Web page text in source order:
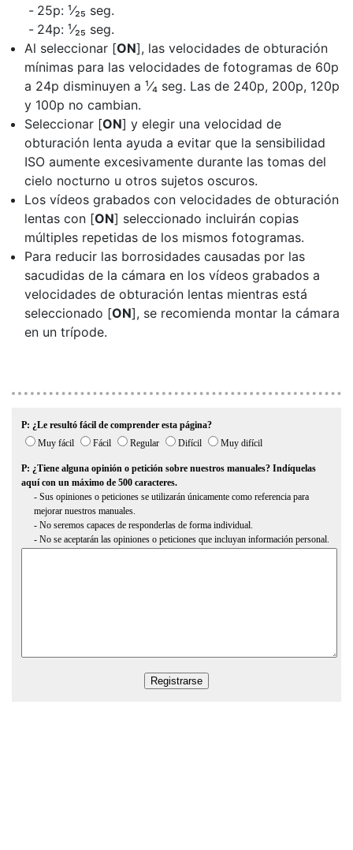
25p: ¹⁄₂₅ seg.
24p: ¹⁄₂₅ seg.
Al seleccionar [ON], las velocidades de obturación
mínimas para las velocidades de fotogramas de 60p
a 24p disminuyen a ¹⁄₄ seg. Las de 240p, 200p, 120p
y 100p no cambian.
Seleccionar [ON] y elegir una velocidad de
obturación lenta ayuda a evitar que la sensibilidad
ISO aumente excesivamente durante las tomas del
cielo nocturno u otros sujetos oscuros.
Los vídeos grabados con velocidades de obturación
lentas con [ON] seleccionado incluirán copias
múltiples repetidas de los mismos fotogramas.
Para reducir las borrosidades causadas por las
sacudidas de la cámara en los vídeos grabados a
velocidades de obturación lentas mientras está
seleccionado [ON], se recomienda montar la cámara
en un trípode.